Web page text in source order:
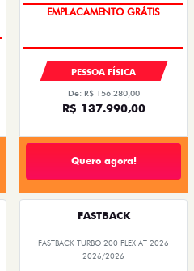
OPORTUNIDADE
PESSOA FÍSICA
De: R$ 156.280,00
R$ 137.990,00
Quero agora!
FASTBACK
FASTBACK TURBO 200 FLEX AT 2026
2026/2026